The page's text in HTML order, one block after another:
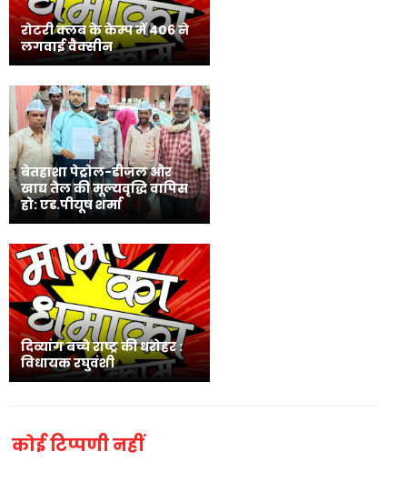
रोटरी क्लब के केम्प में 406 ने
लगवाई वैक्सीन
बेतहाशा पेट्रोल-डीजल और
खाद्य तेल की मूल्यवृद्धि वापिस
हो: एड.पीयूष शर्मा
दिव्यांग बच्चे राष्ट्र की धरोहर :
विधायक रघुवंशी
कोई टिप्पणी नहीं